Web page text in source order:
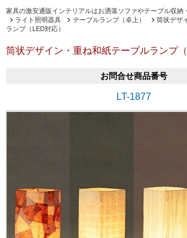
家具の激安通販インテリアルはお洒落ソファやテーブル収納
ライト照明器具
テーブルランプ（卓上）
筒状デザ
ランプ（LED対応）
筒状デザイン・重ね和紙テーブルランプ（
お問合せ商品番号
LT-1877